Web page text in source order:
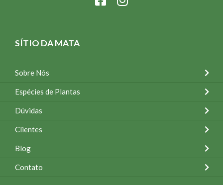
SÍTIO DA MATA
Sobre Nós
Espécies de Plantas
Dúvidas
Clientes
Blog
Contato